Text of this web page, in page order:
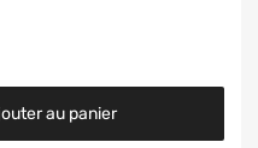
au panier